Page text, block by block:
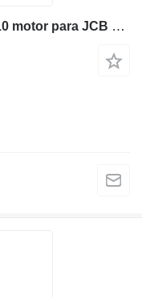
JCB 444 TCAE 2200 rpm 320/50910 motor para JCB 531-70, 535-95 ,540-140 cargadora telescópica